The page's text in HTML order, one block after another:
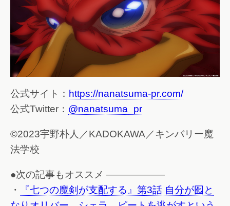
公式サイト： https://nanatsuma-pr.com/
公式Twitter： @nanatsuma_pr
©2023宇野朴人／KADOKAWA／キンバリー魔
法学校
●次の記事もオススメ ——————
・
『七つの魔剣が支配する』第3話 自分が囮と